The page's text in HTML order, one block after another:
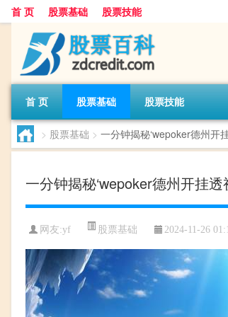
首 页 股票基础 股票技能
首 页 股票基础 股票技能
> 股票基础 > 一分钟揭秘‘wepoker德州开
一分钟揭秘‘wepoker德州开挂
网友:yf 股票基础 2024-11-26